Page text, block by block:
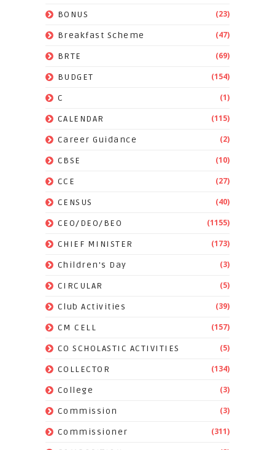
BONUS (23)
Breakfast Scheme (47)
BRTE (69)
BUDGET (154)
C (1)
CALENDAR (115)
Career Guidance (2)
CBSE (10)
CCE (27)
CENSUS (40)
CEO/DEO/BEO (1155)
CHIEF MINISTER (173)
Children's Day (3)
CIRCULAR (5)
Club Activities (39)
CM CELL (157)
CO SCHOLASTIC ACTIVITIES (5)
COLLECTOR (134)
College (3)
Commission (3)
Commissioner (311)